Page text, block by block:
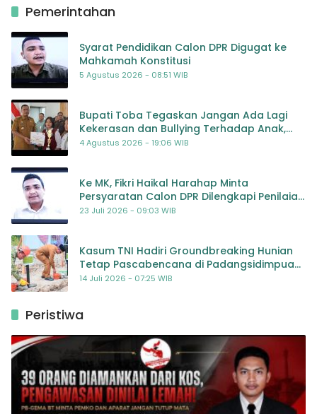
Pemerintahan
Syarat Pendidikan Calon DPR Digugat ke
Mahkamah Konstitusi
5 Agustus 2026 - 08:51 WIB
Bupati Toba Tegaskan Jangan Ada Lagi
Kekerasan dan Bullying Terhadap Anak,
Dorong Kolaborasi Seluruh Pihak
4 Agustus 2026 - 19:06 WIB
Ke MK, Fikri Haikal Harahap Minta
Persyaratan Calon DPR Dilengkapi Penilaian
Kompetensi
23 Juli 2026 - 09:03 WIB
Kasum TNI Hadiri Groundbreaking Hunian
Tetap Pascabencana di Padangsidimpuan,
Harapan Baru bagi Penyintas
14 Juli 2026 - 07:25 WIB
Peristiwa